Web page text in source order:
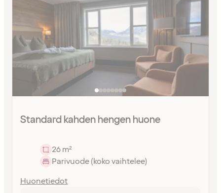
Standard kahden hengen huone
26 m²
Parivuode (koko vaihtelee)
Huonetiedot